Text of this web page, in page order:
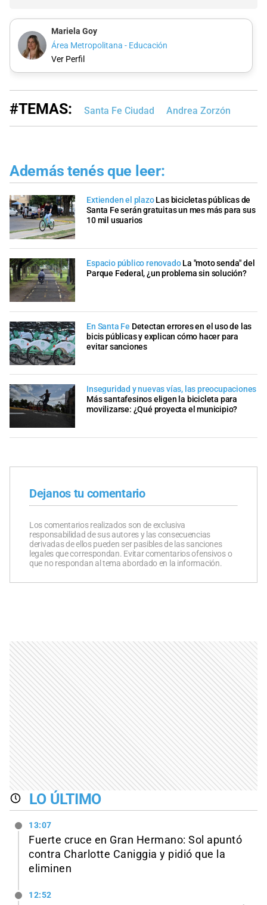
Mariela Goy
Área Metropolitana - Educación
Ver Perfil
#TEMAS: Santa Fe Ciudad Andrea Zorzón
Además tenés que leer:
Extienden el plazo Las bicicletas públicas de
Santa Fe serán gratuitas un mes más para sus
10 mil usuarios
Espacio público renovado La "moto senda" del
Parque Federal, ¿un problema sin solución?
En Santa Fe Detectan errores en el uso de las
bicis públicas y explican cómo hacer para
evitar sanciones
Inseguridad y nuevas vías, las preocupaciones
Más santafesinos eligen la bicicleta para
movilizarse: ¿Qué proyecta el municipio?
Dejanos tu comentario
Los comentarios realizados son de exclusiva
responsabilidad de sus autores y las consecuencias
derivadas de ellos pueden ser pasibles de las sanciones
legales que correspondan. Evitar comentarios ofensivos o
que no respondan al tema abordado en la información.
LO ÚLTIMO
13:07
Fuerte cruce en Gran Hermano: Sol apuntó
contra Charlotte Caniggia y pidió que la
eliminen
12:52